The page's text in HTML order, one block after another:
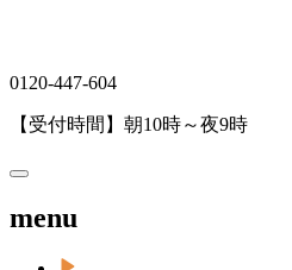
0120-447-604
【受付時間】朝10時～夜9時
menu